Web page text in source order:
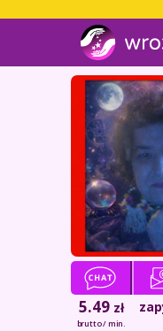
5.49 zł
brutto / min.